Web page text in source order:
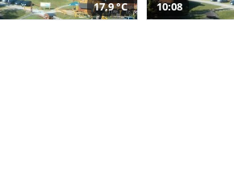
17,9 °C 10:08